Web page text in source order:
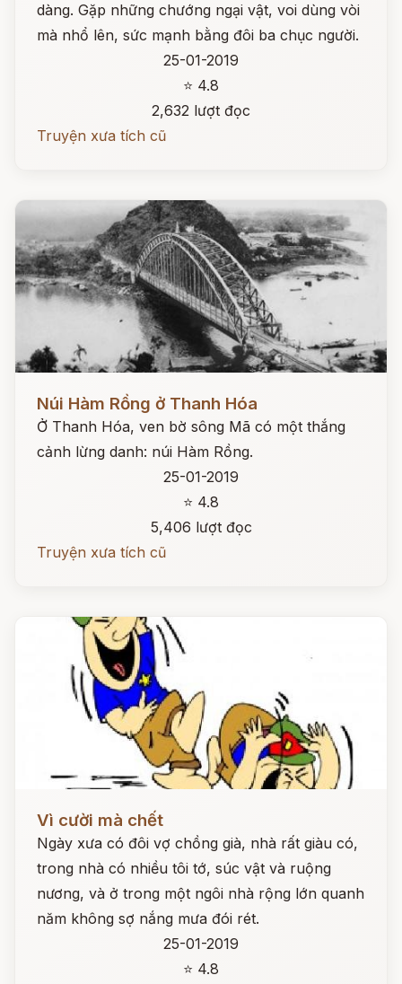
dàng. Gặp những chướng ngại vật, voi dùng vòi
mà nhổ lên, sức mạnh bằng đôi ba chục người.
25-01-2019
⭐ 4.8
2,632 lượt đọc
Truyện xưa tích cũ
Núi Hàm Rồng ở Thanh Hóa
Ở Thanh Hóa, ven bờ sông Mã có một thắng
cảnh lừng danh: núi Hàm Rồng.
25-01-2019
⭐ 4.8
5,406 lượt đọc
Truyện xưa tích cũ
Vì cười mà chết
Ngày xưa có đôi vợ chồng già, nhà rất giàu có,
trong nhà có nhiều tôi tớ, súc vật và ruộng
nương, và ở trong một ngôi nhà rộng lớn quanh
năm không sợ nắng mưa đói rét.
25-01-2019
⭐ 4.8